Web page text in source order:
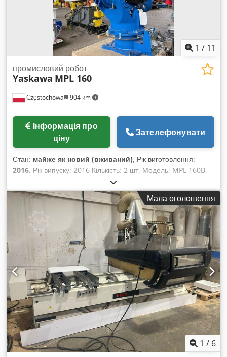
1 / 11
Częstochowa 904 km
промисловий робот
Yaskawa MPL 160
ціну
Зателефонувати
Стан: майже як новий (вживаний), Рік виготовлення:
2016, Рік випуску: 2016 Кількість: 2 шт. Модель: MPL 160B
Тип: YR-MPL 0160D Виробник: Yaskawa Motoman Кількість
осей: 4 Dkjdpfxeywyv To Abnsr Вантажопідйомність: 160 кг
Радіус дії: 3159 мм Управління: DX200 (2017) Операторська
панель: JZRCR-YPP21 Колір: синій Комплектація: контролер,
операторська панель, кабелі.
Мала оголошення
1 / 6